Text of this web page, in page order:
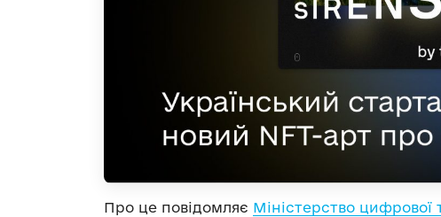
Про це повідомляє Міністерство цифрової